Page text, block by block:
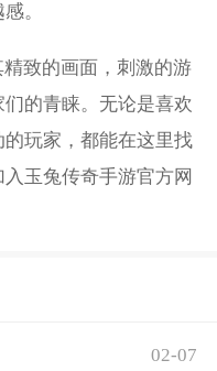
。
致的画面，刺激的游
的青睐。无论是喜欢
玩家，都能在这里找
玉兔传奇手游官方网
02-07